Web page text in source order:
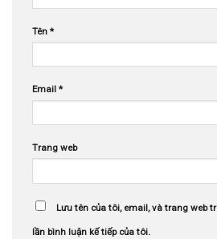
Tên *
Email *
Trang web
Lưu tên của tôi, email, và trang web
lần bình luận kế tiếp của tôi.